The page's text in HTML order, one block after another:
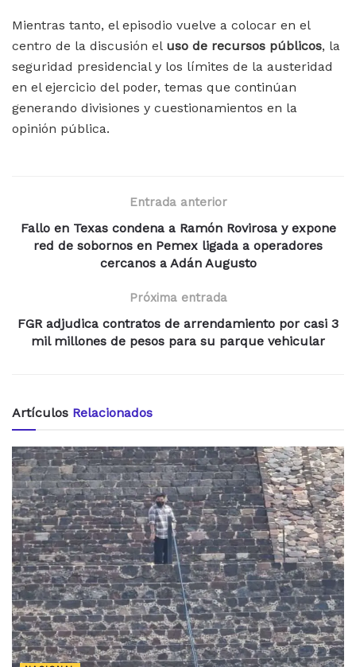
Mientras tanto, el episodio vuelve a colocar en el
centro de la discusión el uso de recursos públicos, la
seguridad presidencial y los límites de la austeridad
en el ejercicio del poder, temas que continúan
generando divisiones y cuestionamientos en la
opinión pública.
Entrada anterior
Fallo en Texas condena a Ramón Rovirosa y expone
red de sobornos en Pemex ligada a operadores
cercanos a Adán Augusto
Próxima entrada
FGR adjudica contratos de arrendamiento por casi 3
mil millones de pesos para su parque vehicular
Artículos Relacionados